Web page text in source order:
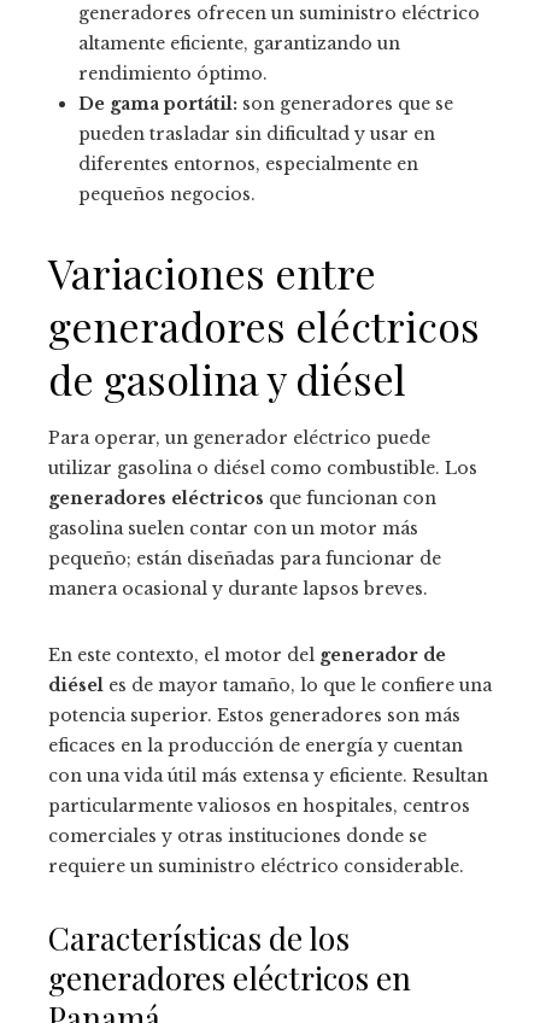
generadores ofrecen un suministro eléctrico
altamente eficiente, garantizando un
rendimiento óptimo.
De gama portátil: son generadores que se
pueden trasladar sin dificultad y usar en
diferentes entornos, especialmente en
pequeños negocios.
Variaciones entre
generadores eléctricos
de gasolina y diésel
Para operar, un generador eléctrico puede
utilizar gasolina o diésel como combustible. Los
generadores eléctricos que funcionan con
gasolina suelen contar con un motor más
pequeño; están diseñadas para funcionar de
manera ocasional y durante lapsos breves.
En este contexto, el motor del generador de
diésel es de mayor tamaño, lo que le confiere una
potencia superior. Estos generadores son más
eficaces en la producción de energía y cuentan
con una vida útil más extensa y eficiente. Resultan
particularmente valiosos en hospitales, centros
comerciales y otras instituciones donde se
requiere un suministro eléctrico considerable.
Características de los
generadores eléctricos en